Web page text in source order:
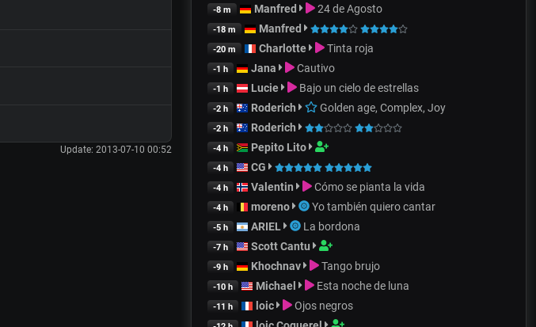
Update: 2013-07-10 00:52
-8 m Manfred 24 de Agosto
-18 m Manfred
-20 m Charlotte Tinta roja
-1 h Jana Cautivo
-1 h Lucie Bajo un cielo de estrellas
-2 h Roderich Golden age, Complex, Joy
-2 h Roderich
-4 h Pepito Lito
-4 h CG
-4 h Valentin Cómo se pianta la vida
-4 h moreno Yo también quiero cantar
-5 h ARIEL La bordona
-7 h Scott Cantu
-9 h Khochnav Tango brujo
-10 h Michael Esta noche de luna
-11 h loic Ojos negros